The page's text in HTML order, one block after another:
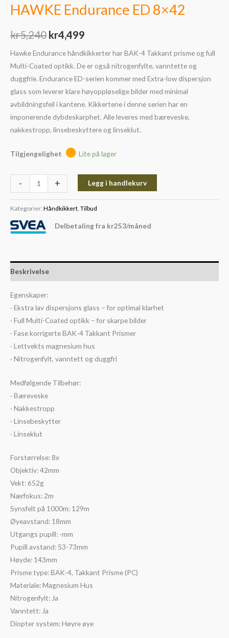
HAWKE Endurance ED 8×42
kr5,240 kr4,499
Hawke Endurance håndkikkerter har BAK-4 Takkant prisme og full
Multi-Coated optikk. De er også nitrogenfylte, vanntette og
duggfrie. Endurance ED-serien kommer med Extra-low dispersjon
glass som leverer klare høyoppløselige bilder med minimal
avbildningsfeil i kantene. Kikkertene i denne serien har en
imponerende dybdeskarphet. Alle leveres med bæreveske,
nakkestropp, linsebeskyttere og linseklut.
Tilgjengelighet Lite på lager
- + Legg i handlekurv
Kategorier: Håndkikkert, Tilbud
Delbetaling fra kr253/måned
Beskrivelse
Egenskaper:
· Ekstra lav dispersjons glass – for optimal klarhet
· Full Multi-Coated optikk – for skarpe bilder
· Fase korrigerte BAK-4 Takkant Prismer
· Lettvekts magnesium hus
· Nitrogenfylt, vanntett og duggfri
Medfølgende Tilbehør:
· Bæreveske
· Nakkestropp
· Linsebeskytter
· Linseklut
Forstørrelse: 8x
Objektiv: 42mm
Vekt: 652g
Nærfokus: 2m
Synsfelt på 1000m: 129m
Øyeavstand: 18mm
Utgangs pupill: -mm
Pupill avstand: 53-73mm
Høyde: 143mm
Prisme type: BAK-4, Takkant Prisme (PC)
Materiale: Magnesium Hus
Nitrogenfylt: Ja
Vanntett: Ja
Diopter system: Høyre øye